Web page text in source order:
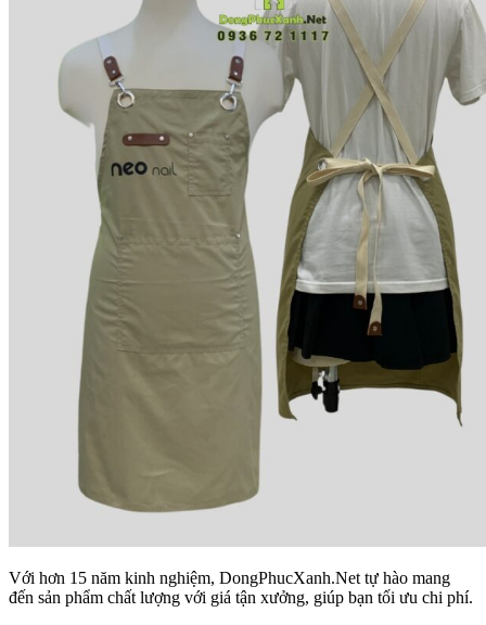
Với hơn 15 năm kinh nghiệm, DongPhucXanh.Net tự hào mang
đến sản phẩm chất lượng với giá tận xưởng, giúp bạn tối ưu chi phí.